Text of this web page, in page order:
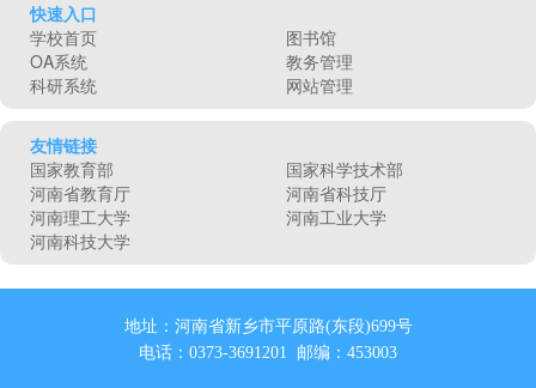
快速入口
学校首页
图书馆
OA系统
教务管理
科研系统
网站管理
友情链接
国家教育部
国家科学技术部
河南省教育厅
河南省科技厅
河南理工大学
河南工业大学
河南科技大学
地址：河南省新乡市平原路(东段)699号
电话：0373-3691201 邮编：453003